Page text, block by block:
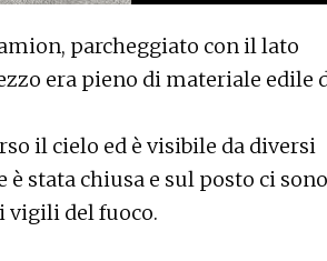
parcheggiato con il lato
era pieno di materiale edile
il cielo ed è visibile da diversi
stata chiusa e sul posto ci
vigili del fuoco.